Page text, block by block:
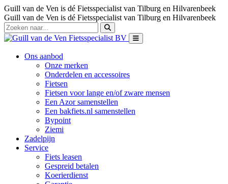
Guill van de Ven is dé Fietsspecialist van Tilburg en Hilvarenbeek
Guill van de Ven is dé Fietsspecialist van Tilburg en Hilvarenbeek
Ons aanbod
Onze merken
Onderdelen en accessoires
Fietsen
Fietsen voor lange en/of zware mensen
Een Azor samenstellen
Een bakfiets.nl samenstellen
Bypoint
Ziemi
Zadelpijn
Service
Fiets leasen
Gespreid betalen
Koerierdienst